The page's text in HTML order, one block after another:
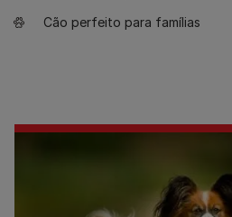
Cão perfeito para famílias